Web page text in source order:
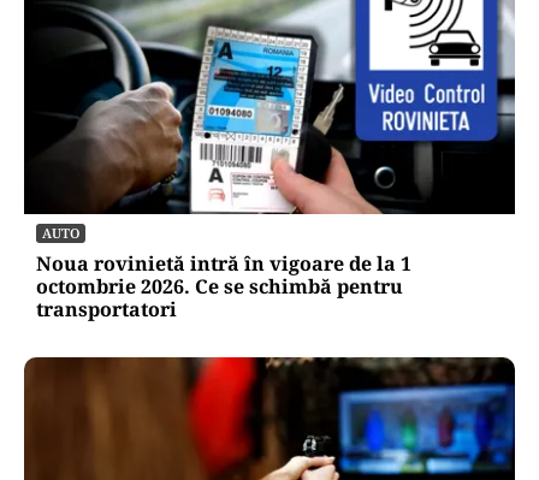
AUTO
Noua rovinietă intră în vigoare de la 1
octombrie 2026. Ce se schimbă pentru
transportatori